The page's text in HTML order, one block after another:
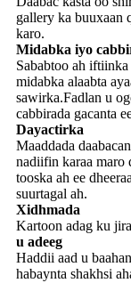
gallery ka buuxaan
karo.
Midabka iyo
Sababtoo ah
midabka alaabta
sawirka.Fadlan u
cabbirada gacanta
Dayactirka
Maaddada
nadiifin karaa maro
tooska ah ee
suurtagal ah.
Xidhmada
Kartoon adag ku
u adeeg
Haddii aad u
habaynta shakhsi